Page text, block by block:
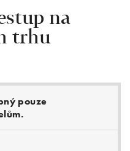
na
trhu
pouze